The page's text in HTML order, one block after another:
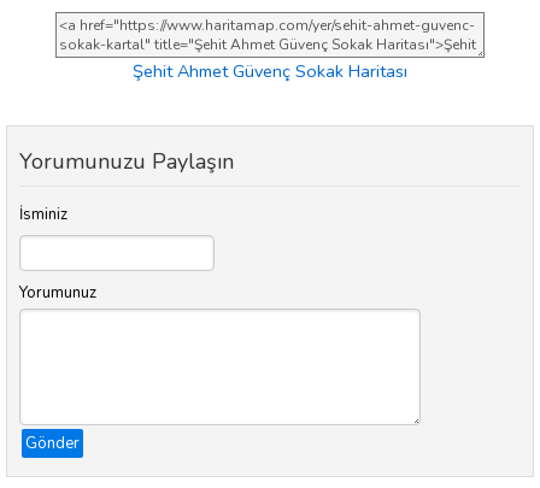
Şehit Ahmet Güvenç Sokak Haritası
Yorumunuzu Paylaşın
İsminiz
Yorumunuz
Gönder